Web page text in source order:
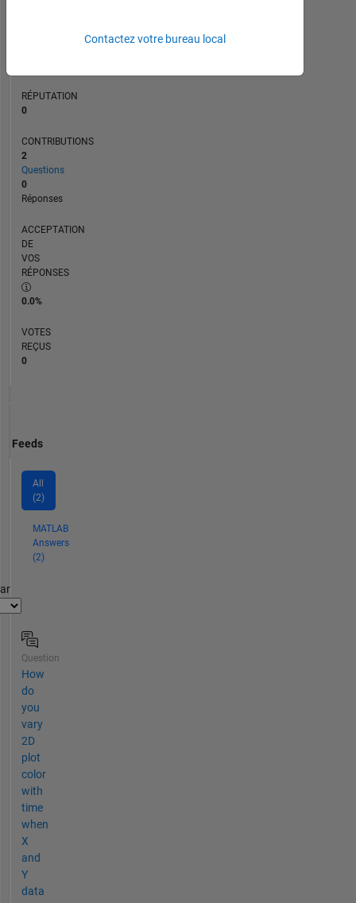
RÉPUTATION
0
CONTRIBUTIONS
2
Questions
0
Réponses
ACCEPTATION
DE
VOS
RÉPONSES
0.0%
VOTES
REÇUS
0
Feeds
All
(2)
MATLAB
Answers
(2)
Question
How
do
you
vary
2D
plot
color
with
time
when
X
and
Y
data
Contactez votre bureau local